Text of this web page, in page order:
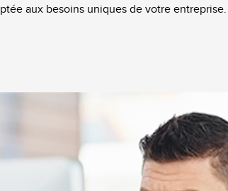
aux besoins uniques de votre entreprise.